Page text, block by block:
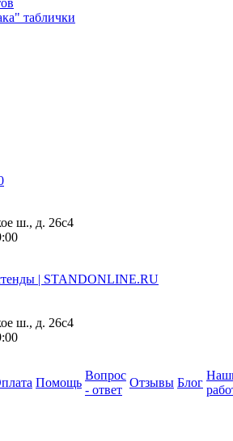
таблички
ш., д. 26с4
ш., д. 26с4
Помощь
Вопрос
- ответ
Отзывы Блог